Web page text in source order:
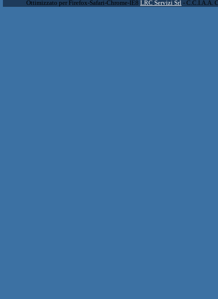
Ottimizzato per Firefox-Safari-Chrome-IE8 LRC Servizi Srl - C.C.I.A.A.